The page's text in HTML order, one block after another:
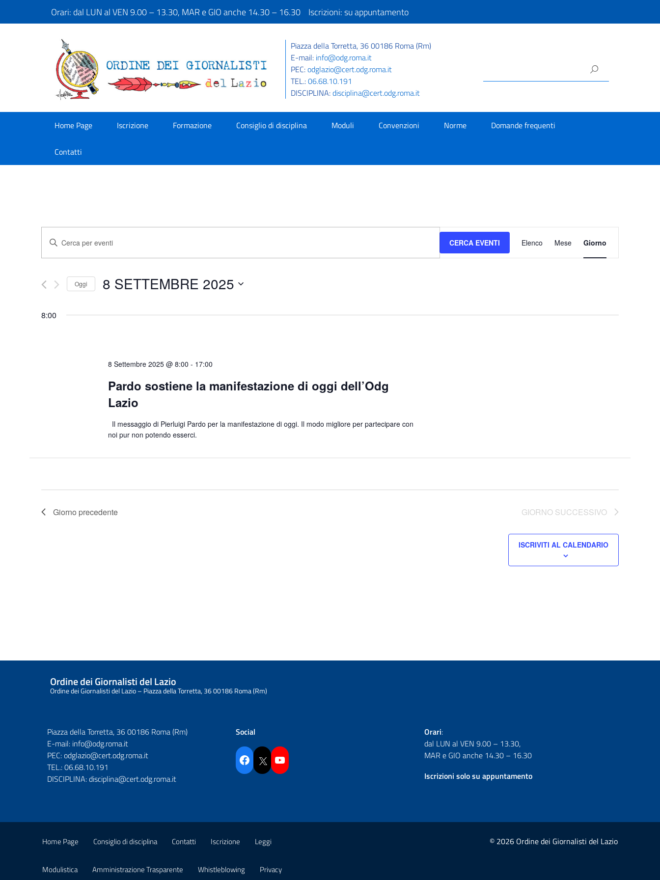
Orari: dal LUN al VEN 9.00 – 13.30, MAR e GIO anche 14.30 – 16.30 Iscrizioni: su appuntamento
Piazza della Torretta, 36 00186 Roma (Rm)
E-mail: info@odg.roma.it
PEC:odglazio@cert.odg.roma.it
TEL.:06.68.10.191
DISCIPLINA:disciplina@cert.odg.roma.it
Home Page Iscrizione Formazione Consiglio di disciplina Moduli Convenzioni Norme Domande frequenti
Contatti
Eventi
Ricerca
e
viste
Inserisci
Cerca
Eventi
Parola
CERCA EVENTI
Evento
Viste
Elenco Mese Giorno
Oggi 8 SETTEMBRE 2025
la
8:00
8 Settembre 2025 @ 8:00 - 17:00
Pardo sostiene la manifestazione di oggi dell’Odg
Lazio
Il messaggio di Pierluigi Pardo per la manifestazione di oggi. Il modo migliore per partecipare con
noi pur non potendo esserci.
Giorno precedente GIORNO SUCCESSIVO
ISCRIVITI AL CALENDARIO
Ordine dei Giornalisti del Lazio
Ordine dei Giornalisti del Lazio – Piazza della Torretta, 36 00186 Roma (Rm)
Piazza della Torretta, 36 00186 Roma (Rm)
E-mail: info@odg.roma.it
PEC:odglazio@cert.odg.roma.it
TEL.:06.68.10.191
DISCIPLINA:disciplina@cert.odg.roma.it
Social
Facebook Twitter YouTube
Orari:
dal LUN al VEN 9.00 – 13.30,
MAR e GIO anche 14.30 – 16.30
Iscrizioni solo su appuntamento
Home Page Consiglio di disciplina Contatti Iscrizione Leggi
Modulistica Amministrazione Trasparente Whistleblowing Privacy
© 2026 Ordine dei Giornalisti del Lazio